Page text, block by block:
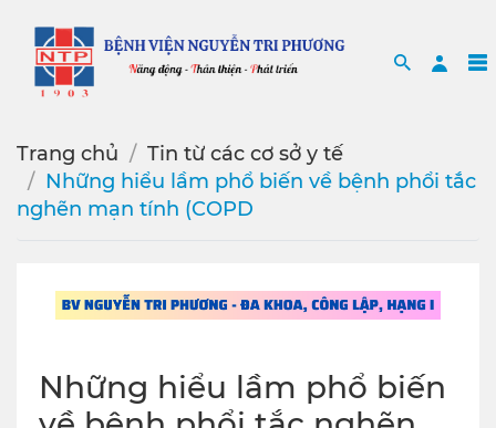
Search
Trang chủ
Tin từ các cơ sở y tế
Những hiểu lầm phổ biến về bệnh phổi tắc
nghẽn mạn tính (COPD
Những hiểu lầm phổ biến